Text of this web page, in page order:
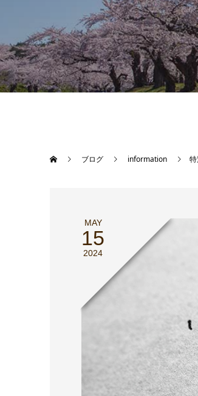
ブログ information
MAY
15
2024